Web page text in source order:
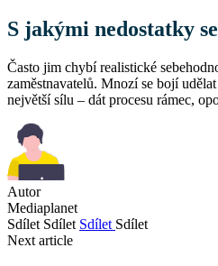
S jakými nedostatky
Často jim chybí realistické
zaměstnavatelů. Mnozí se bojí
největší sílu – dát procesu rámec,
Autor
Mediaplanet
Sdílet Sdílet Sdílet Sdílet
Next article